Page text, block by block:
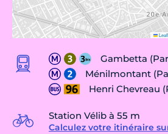
Gambetta
Ménilmontant
Henri Chevreau
Station Vélib à 55 m
Calculez votre itinéraire